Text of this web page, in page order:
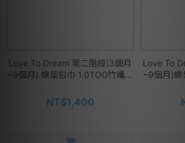
Love To Dream 第二階段(3個月
~9個月) 蝶型包巾 1.0TOG竹纖維
NT$1,400
Love To
~9個月)蝶